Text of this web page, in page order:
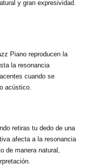
y gran expresividad.
Piano reproducen la
la resonancia
cuando se
acústico.
retiras tu dedo de una
afecta a la resonancia
de manera natural,